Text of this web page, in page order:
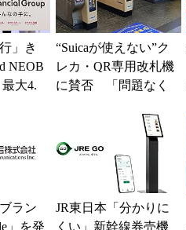
」き
NEOB
大4.
“Suicaが使えない”ク
レカ・QR専用改札機
に賛否 「問題なく
系ICの方がスムー...
ラン
」を発
JR東日本「分かりに
くい」新幹線券売機